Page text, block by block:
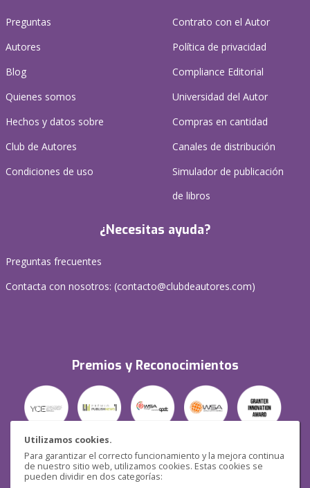
Utilizamos cookies.
Para garantizar el correcto funcionamiento y la mejora continua
de nuestro sitio web, utilizamos cookies. Estas cookies se
pueden dividir en dos categorías:
Preguntas
Autores
Blog
Quienes somos
Hechos y datos sobre
Club de Autores
Condiciones de uso
Contrato con el Autor
Política de privacidad
Compliance Editorial
Universidad del Autor
Compras en cantidad
Canales de distribución
Simulador de publicación
de libros
¿Necesitas ayuda?
Preguntas frecuentes
Contacta con nosotros: (contacto@clubdeautores.com)
Premios y Reconocimientos
Seguridad